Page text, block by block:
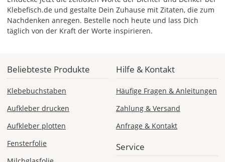
Klebefisch.de und gestalte Dein Zuhause mit Zitaten, die zum
Nachdenken anregen. Bestelle noch heute und lass Dich
täglich von der Kraft der Worte inspirieren.
Beliebteste Produkte
Klebebuchstaben
Aufkleber drucken
Aufkleber plotten
Fensterfolie
Hilfe & Kontakt
Häufige Fragen & Anleitungen
Zahlung & Versand
Anfrage & Kontakt
Service